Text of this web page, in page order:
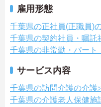
雇用形態
千葉県の正社員(正職員)
千葉県の契約社員・嘱託
千葉県の非常勤・パート
サービス内容
千葉県の訪問介護の介護
千葉県の介護老人保健施